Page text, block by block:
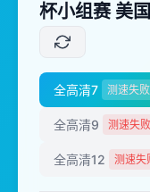
杯小组赛 美
全高清7 测速失败
全高清9 测速失败
全高清12 测速失